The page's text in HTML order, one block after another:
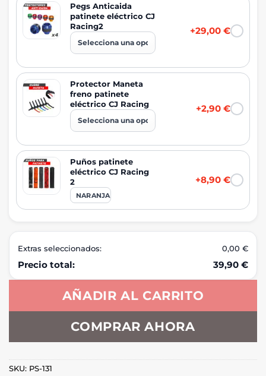
Pegs Anticaida
patinete eléctrico CJ
Racing2
+29,00 €
Protector Maneta
freno patinete
eléctrico CJ Racing
+2,90 €
Puños patinete
eléctrico CJ Racing
2
NARANJA
+8,90 €
Extras seleccionados: 0,00 €
Precio total: 39,90 €
AÑADIR AL CARRITO
COMPRAR AHORA
SKU: PS-131